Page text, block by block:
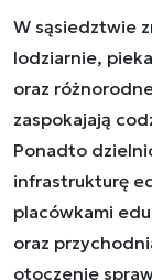
W sąsiedztwie
lodziarnie,
oraz
zaspokajają
Ponadto
infrastrukturę
placówkami
oraz
otoczenie